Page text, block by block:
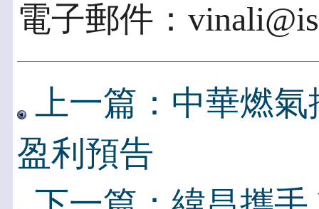
電子郵件：
上一篇：中華燃
盈利預告